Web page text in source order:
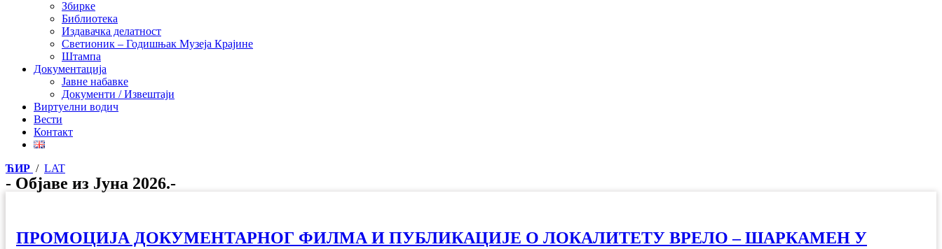
Збирке
Библиотека
Издавачка делатност
Светионик – Годишњак Музеја Крајине
Штампа
Документација
Јавне набавке
Документи / Извештаји
Виртуелни водич
Вести
Контакт
ЋИР / LAT
- Објаве из Јуна 2026.-
ПРОМОЦИЈА ДОКУМЕНТАРНОГ ФИЛМА И ПУБЛИКАЦИЈЕ О ЛОКАЛИТЕТУ ВРЕЛО – ШАРКАМЕН У